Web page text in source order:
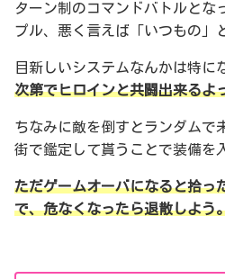
ターン制のコマンドバトルとな
プル、悪く言えば「いつもの」
目新しいシステムなんかは特に
次第でヒロインと共闘出来るよ
ちなみに敵を倒すとランダムで
街で鑑定して貰うことで装備を
ただゲームオーバになると拾っ
で、危なくなったら退散しよう